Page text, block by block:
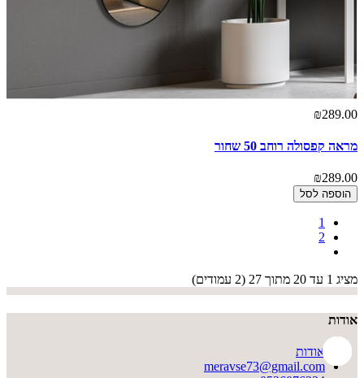
₪289.00
מראה קפסולה רוחב 50 שחור
₪289.00
הוספה לסל
1
2
מציג 1 עד 20 מתוך 27 (2 עמודים)
אודות
אודות
meravse73@gmail.com